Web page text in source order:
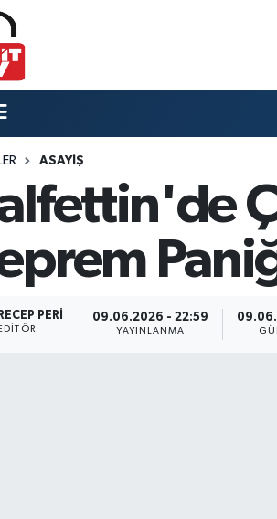
ASAYIŞ
RECEP PERI
EDITÖR
09.06.2026 - 22:59
YAYINLANMA
Durumu ve Fikstür